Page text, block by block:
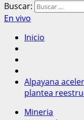
Buscar:
En vivo
Inicio
Alpayana
plantea
Mineria